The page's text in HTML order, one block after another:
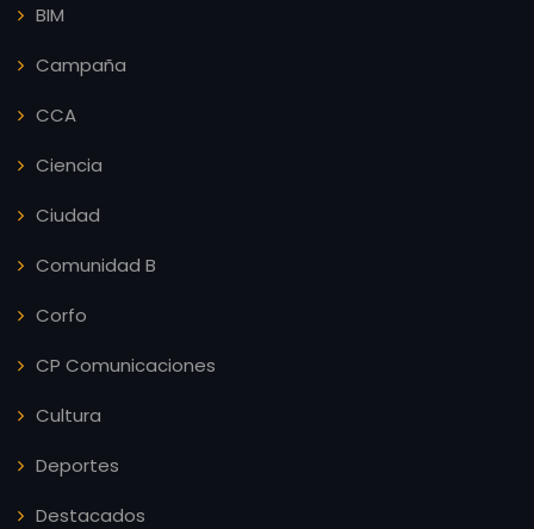
BIM
Campaña
CCA
Ciencia
Ciudad
Comunidad B
Corfo
CP Comunicaciones
Cultura
Deportes
Destacados